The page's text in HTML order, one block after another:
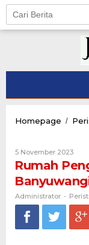
Skip
content
Homepage /
5 November 2023Oleh
Rumah
Administrator -